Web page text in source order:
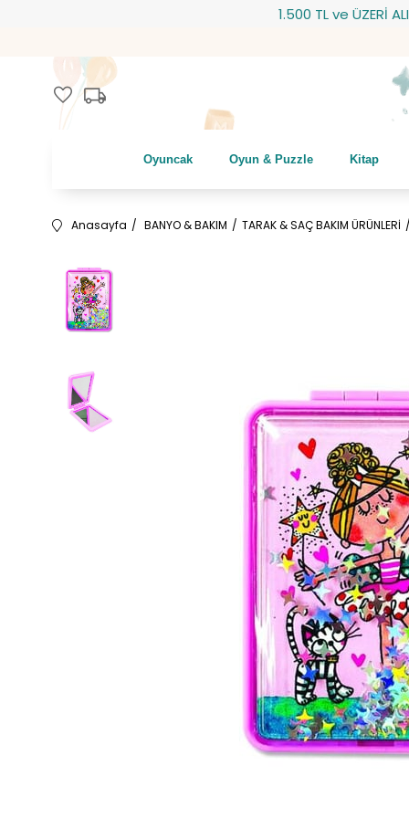
1.500 TL ve ÜZERİ
favorite local_shipping
Oyuncak Oyun & Puzzle Kitap
Anasayfa BANYO & BAKIM TARAK & SAÇ BAKIM ÜRÜNLERİ